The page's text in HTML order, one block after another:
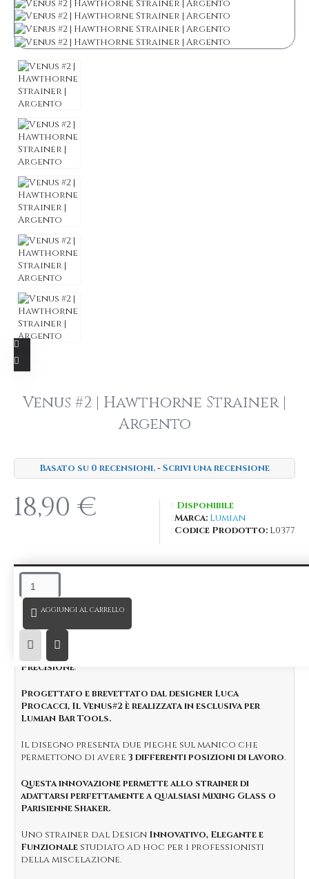
Venus #2 | Hawthorne Strainer |
Argento
Basato su 0 recensioni.-Scrivi una recensione
18,90 €
Disponibile
Marca: Lumian
Codice Prodotto: L0377
AGGIUNGI AL CARRELLO
DESCRIZIONE
Disegno Registrato
il Nuovo
Precisione.
Progettato e brevettato dal designer Luca
Procacci, Il Venus#2 è realizzata in esclusiva per
Lumian Bar Tools.
Il disegno presenta due pieghe sul manico che
permettono di avere 3 differenti posizioni di lavoro.
Questa innovazione permette allo strainer di
adattarsi perfettamente a qualsiasi Mixing Glass o
Parisienne Shaker.
Uno strainer dal DesignInnovativo, Elegante e
Funzionalestudiato ad hoc per i professionisti
della miscelazione.